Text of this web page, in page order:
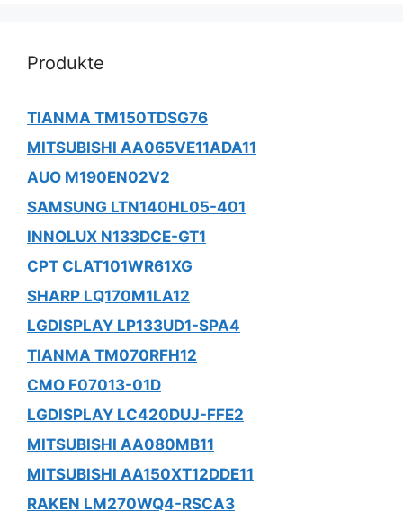
Produkte
TIANMA TM150TDSG76
MITSUBISHI AA065VE11ADA11
AUO M190EN02V2
SAMSUNG LTN140HL05-401
INNOLUX N133DCE-GT1
CPT CLAT101WR61XG
SHARP LQ170M1LA12
LGDISPLAY LP133UD1-SPA4
TIANMA TM070RFH12
CMO F07013-01D
LGDISPLAY LC420DUJ-FFE2
MITSUBISHI AA080MB11
MITSUBISHI AA150XT12DDE11
RAKEN LM270WQ4-RSCA3